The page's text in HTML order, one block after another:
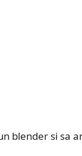
blender si sa